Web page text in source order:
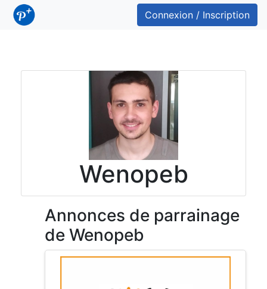
Connexion / Inscription
Wenopeb
Annonces de parrainage
de Wenopeb